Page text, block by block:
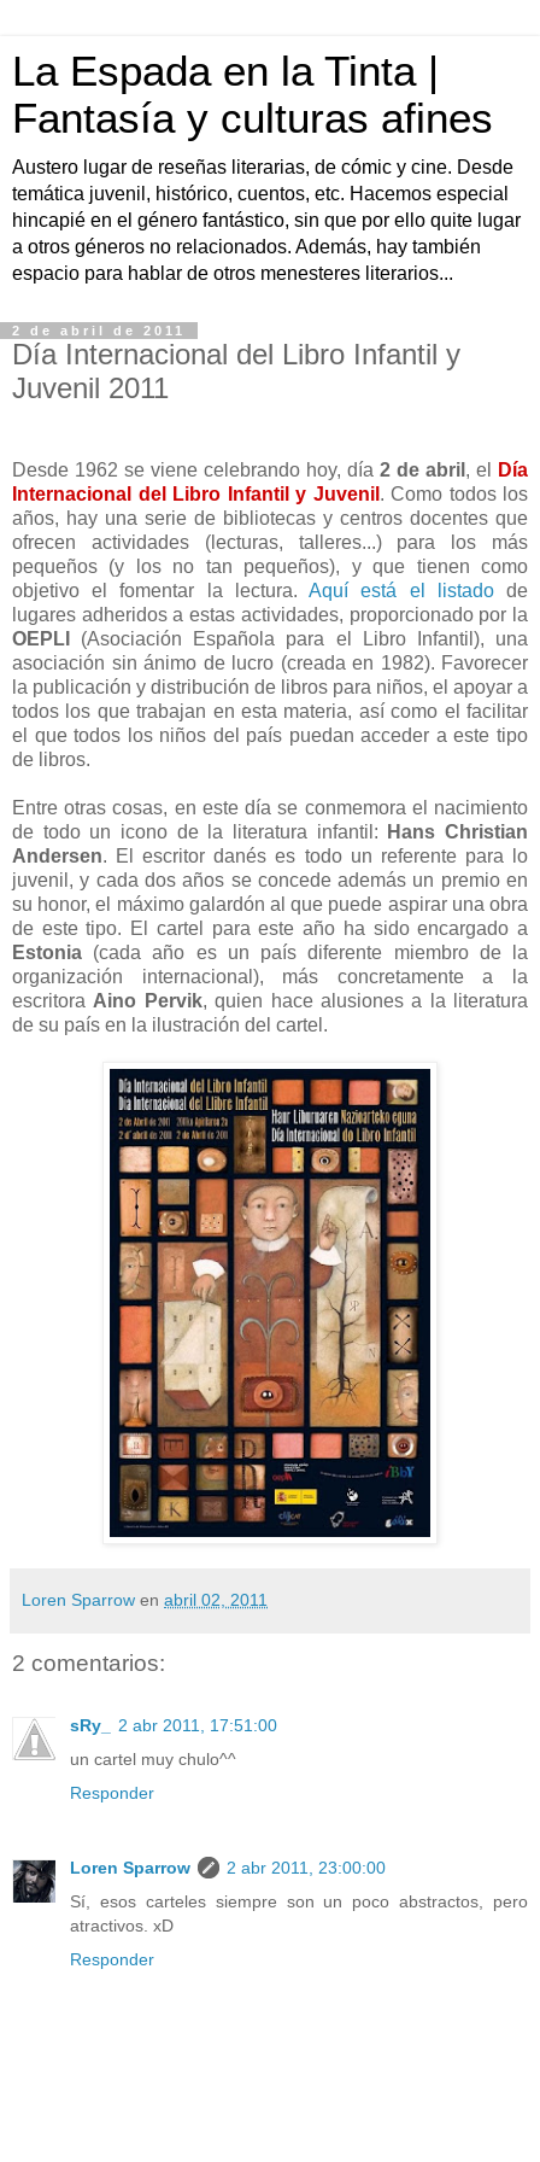
La Espada en la Tinta |
Fantasía y culturas afines
Austero lugar de reseñas literarias, de cómic y cine. Desde
temática juvenil, histórico, cuentos, etc. Hacemos especial
hincapié en el género fantástico, sin que por ello quite lugar
a otros géneros no relacionados. Además, hay también
espacio para hablar de otros menesteres literarios...
2 de abril de 2011
Día Internacional del Libro Infantil y
Juvenil 2011
Desde 1962 se viene celebrando hoy, día 2 de abril , el
Día
Internacional del Libro Infantil y Juvenil . Como todos los
años, hay una serie de bibliotecas y centros docentes que
ofrecen actividades (lecturas, talleres...) para los más
pequeños (y los no tan pequeños), y que tienen como
objetivo el fomentar la lectura.Aquí está el listadode
lugares adheridos a estas actividades, proporcionado por la
OEPLI
(Asociación Española para el Libro Infantil), una
asociación sin ánimo de lucro (creada en 1982). Favorecer
la publicación y distribución de libros para niños, el apoyar a
todos los que trabajan en esta materia, así como el facilitar
el que todos los niños del país puedan acceder a este tipo
de libros.
Entre otras cosas, en este día se conmemora el nacimiento
de todo un icono de la literatura infantil:
Hans Christian
Andersen. El escritor danés es todo un referente para lo
juvenil, y cada dos años se concede además un premio en
su honor, el máximo galardón al que puede aspirar una obra
de este tipo. El cartel para este año ha sido encargado a
Estonia (cada año es un país diferente miembro de la
organización internacional), más concretamente a la
escritora Aino Pervik, quien hace alusiones a la literatura
de su país en la ilustración del cartel.
Loren Sparrow en abril 02, 2011
2 comentarios:
sRy_
2 abr 2011, 17:51:00
un cartel muy chulo^^
Responder
Loren Sparrow
2 abr 2011, 23:00:00
Sí, esos carteles siempre son un poco abstractos, pero
atractivos. xD
Responder